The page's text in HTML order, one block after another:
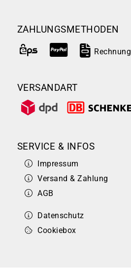
ZAHLUNGSMETHODEN
Rechnung
VERSANDART
SERVICE & INFOS
Impressum
Versand & Zahlung
AGB
Datenschutz
Cookiebox